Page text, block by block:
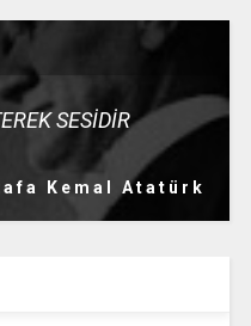
SESİDİR
Kemal Atatürk